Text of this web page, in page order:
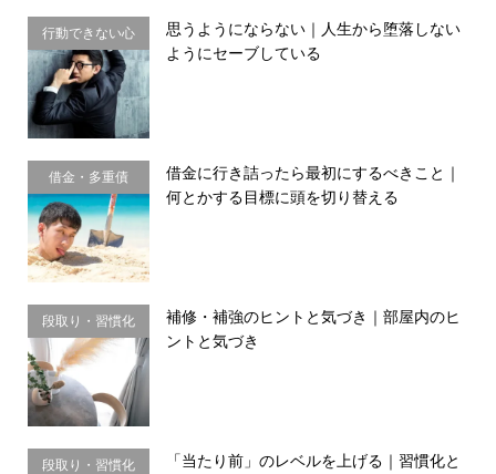
行動できない心
理・思い込み
思うようにならない｜人生から堕落しない
ようにセーブしている
借金・多重債
務・金銭感覚
借金に行き詰ったら最初にするべきこと｜
何とかする目標に頭を切り替える
段取り・習慣化
補修・補強のヒントと気づき｜部屋内のヒ
ントと気づき
段取り・習慣化
「当たり前」のレベルを上げる｜習慣化と